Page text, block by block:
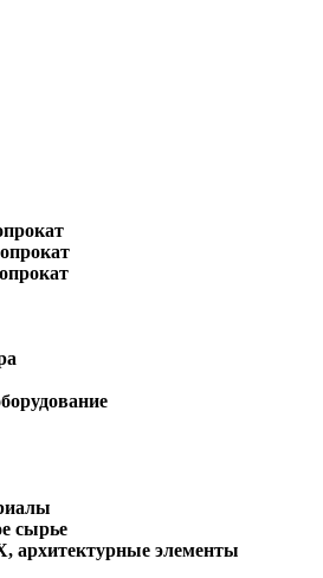
сырье
архитектурные элементы